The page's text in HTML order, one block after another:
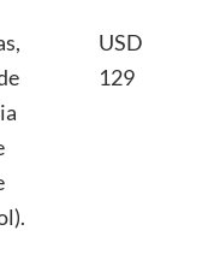
USD
129